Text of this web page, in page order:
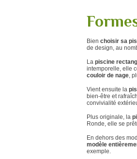
Bien choisir sa
de design, au
La piscine
intemporelle, elle
couloir de nage,
Vient ensuite la
bien-être et
convivialité
Plus originale, la
Ronde, elle se
En dehors des
modèle
exemple.